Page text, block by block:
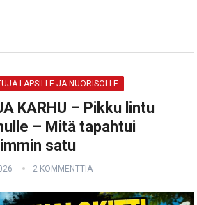
LAPSILLE JA NUORISOLLE
KARHU – Pikku lintu
– Mitä tapahtui
satu
2 KOMMENTTIA